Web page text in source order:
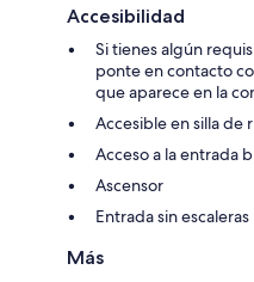
Accesibilidad
Si tienes algún
ponte en contacto
que aparece en la
Accesible en silla de
Acceso a la entrada
Ascensor
Entrada sin escaleras
Más